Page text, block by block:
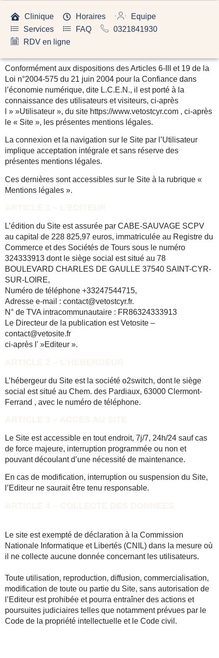
Clinique Horaires
Equipe
Services
FAQ
0321841930
RDV en ligne
Conformément aux dispositions des Articles 6-III et 19 de la
Loi n°2004-575 du 21 juin 2004 pour la Confiance dans
l’économie numérique, dite L.C.E.N., il est porté à la
connaissance des utilisateurs et visiteurs, ci-après
l » »Utilisateur », du site https://www.vetostcyr.com , ci-après
le « Site », les présentes mentions légales.
La connexion et la navigation sur le Site par l’Utilisateur
implique acceptation intégrale et sans réserve des
présentes mentions légales.
Ces dernières sont accessibles sur le Site à la rubrique «
Mentions légales ».
L’édition du Site est assurée par CABE-SAUVAGE SCPV
au capital de 228 825,97 euros, immatriculée au Registre du
Commerce et des Sociétés de Tours sous le numéro
324333913 dont le siège social est situé au 78
BOULEVARD CHARLES DE GAULLE 37540 SAINT-CYR-
SUR-LOIRE,
Numéro de téléphone +33247544715,
Adresse e-mail : contact@vetostcyr.fr.
N° de TVA intracommunautaire : FR86324333913
Le Directeur de la publication est Vetosite –
contact@vetosite.fr
ci-après l' »Editeur ».
L’hébergeur du Site est la société o2switch, dont le siège
social est situé au Chem. des Pardiaux, 63000 Clermont-
Ferrand , avec le numéro de téléphone.
Le Site est accessible en tout endroit, 7j/7, 24h/24 sauf cas
de force majeure, interruption programmée ou non et
pouvant découlant d’une nécessité de maintenance.
En cas de modification, interruption ou suspension du Site,
l’Editeur ne saurait être tenu responsable.
Le site est exempté de déclaration à la Commission
Nationale Informatique et Libertés (CNIL) dans la mesure où
il ne collecte aucune donnée concernant les utilisateurs.
Toute utilisation, reproduction, diffusion, commercialisation,
modification de toute ou partie du Site, sans autorisation de
l’Editeur est prohibée et pourra entraîner des actions et
poursuites judiciaires telles que notamment prévues par le
Code de la propriété intellectuelle et le Code civil.